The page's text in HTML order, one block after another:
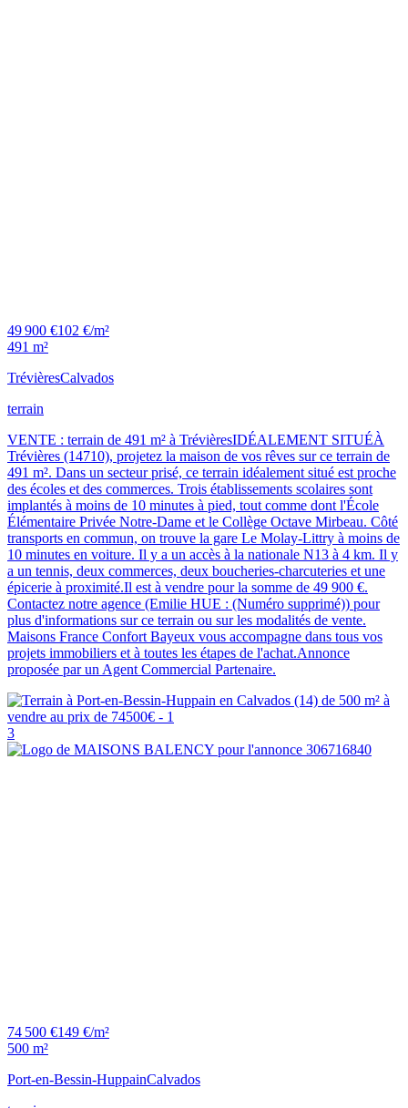
49 900 €102 €/m²
491 m²
TrévièresCalvados
terrain
VENTE : terrain de 491 m² à TrévièresIDÉALEMENT SITUÉÀ
Trévières (14710), projetez la maison de vos rêves sur ce terrain de
491 m². Dans un secteur prisé, ce terrain idéalement situé est proche
des écoles et des commerces. Trois établissements scolaires sont
implantés à moins de 10 minutes à pied, tout comme dont l'École
Élémentaire Privée Notre-Dame et le Collège Octave Mirbeau. Côté
transports en commun, on trouve la gare Le Molay-Littry à moins de
10 minutes en voiture. Il y a un accès à la nationale N13 à 4 km. Il y
a un tennis, deux commerces, deux boucheries-charcuteries et une
épicerie à proximité.Il est à vendre pour la somme de 49 900 €.
Contactez notre agence (Emilie HUE : (Numéro supprimé)) pour
plus d'informations sur ce terrain ou sur les modalités de vente.
Maisons France Confort Bayeux vous accompagne dans tous vos
projets immobiliers et à toutes les étapes de l'achat.Annonce
proposée par un Agent Commercial Partenaire.
3
74 500 €149 €/m²
500 m²
Port-en-Bessin-HuppainCalvados